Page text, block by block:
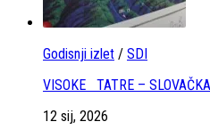
Godisnji izlet / SDI
VISOKE TATRE –
12 sij, 2026